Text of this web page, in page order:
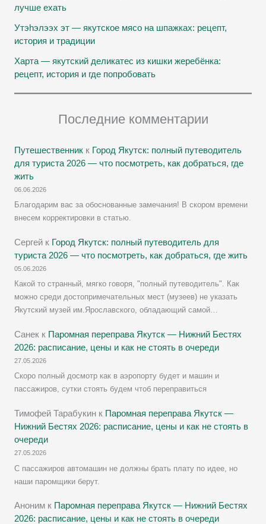
лучше ехать
Утэhэлээх эт — якутское мясо на шпажках: рецепт,
история и традиции
Харта — якутский деликатес из кишки жеребёнка:
рецепт, история и где попробовать
Последние комментарии
Путешественник к Город Якутск: полный путеводитель
для туриста 2026 — что посмотреть, как добраться, где
жить
06.06.2026
Благодарим вас за обоснованные замечания! В скором времени
внесем корректировки в статью.
Сергей к Город Якутск: полный путеводитель для
туриста 2026 — что посмотреть, как добраться, где жить
05.06.2026
Какой то странный, мягко говоря, "полный путеводитель". Как
можно среди достопримечательных мест (музеев) не указать
Якутский музей им.Ярославского, обладающий самой…
Санек к Паромная переправа Якутск — Нижний Бестях
2026: расписание, цены и как не стоять в очереди
27.05.2026
Скоро полный досмотр как в аэропорту будет и машин и
пассажиров, сутки стоять будем чтоб переправиться
Тимофей Тарабукин к Паромная переправа Якутск —
Нижний Бестях 2026: расписание, цены и как не стоять в
очереди
27.05.2026
С пассажиров автомашин не должны брать плату по идее, но
наши паромщики берут.
Аноним к Паромная переправа Якутск — Нижний Бестях
2026: расписание, цены и как не стоять в очереди